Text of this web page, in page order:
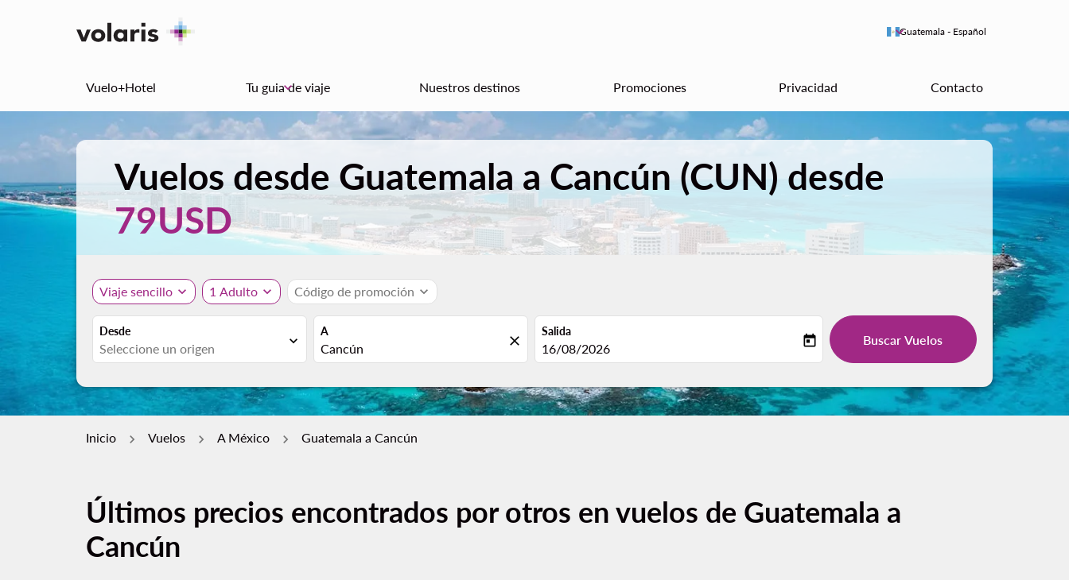
Guatemala - Español
keyboard_arrow_down
Vuelo+Hotel Tu guia de viaje
keyboard_arrow_down Nuestros destinos Promociones Privacidad Contacto
Vuelos desde Guatemala a Cancún (CUN) desde
79USD
Viaje sencillo expand_more 1 Adulto expand_more Código de promoción expand_more
Desde
expand_more
A
close
Salida
fc-booking-departure-date-aria-label
16/08/2026 today Buscar Vuelos
Inicio Vuelos A México Guatemala a Cancún
Últimos precios encontrados por otros en vuelos de Guatemala a
Cancún